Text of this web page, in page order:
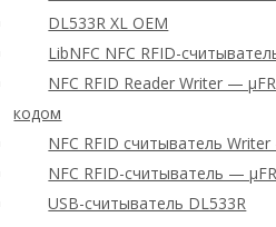
DL533R XL OEM
LibNFC NFC RFID-
NFC RFID Reader Writer —
кодом
NFC RFID считыватель Writer
NFC RFID-считыватель —
USB-считыватель DL533R